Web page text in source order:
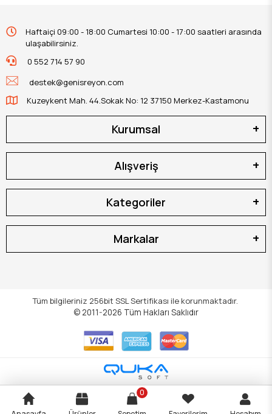
Haftaiçi 09:00 - 18:00 Cumartesi 10:00 - 17:00 saatleri arasında
ulaşabilirsiniz.
0 552 714 57 90
destek@genisreyon.com
Kuzeykent Mah. 44.Sokak No: 12 37150 Merkez-Kastamonu
Kurumsal
Alışveriş
Kategoriler
Markalar
Tüm bilgileriniz 256bit SSL Sertifikası ile korunmaktadır.
© 2011-2026 Tüm Hakları Saklıdır
0